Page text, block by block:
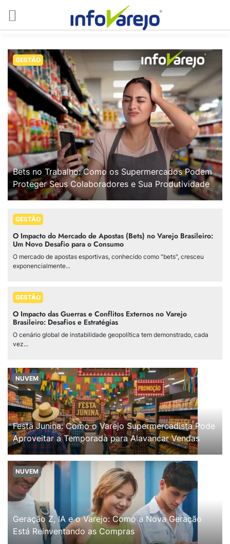
GESTÃO
Bets no Trabalho: Como os Supermercados Podem
Proteger Seus Colaboradores e Sua Produtividade
GESTÃO
O Impacto do Mercado de Apostas (Bets) no Varejo Brasileiro:
Um Novo Desafio para o Consumo
O mercado de apostas esportivas, conhecido como "bets", cresceu
exponencialmente...
GESTÃO
O Impacto das Guerras e Conflitos Externos no Varejo
Brasileiro: Desafios e Estratégias
O cenário global de instabilidade geopolítica tem demonstrado, cada
vez...
NUVEM
Festa Junina: Como o Varejo Supermercadista Pode
Aproveitar a Temporada para Alavancar Vendas
NUVEM
Geração Z, IA e o Varejo: Como a Nova Geração
Está Reinventando as Compras